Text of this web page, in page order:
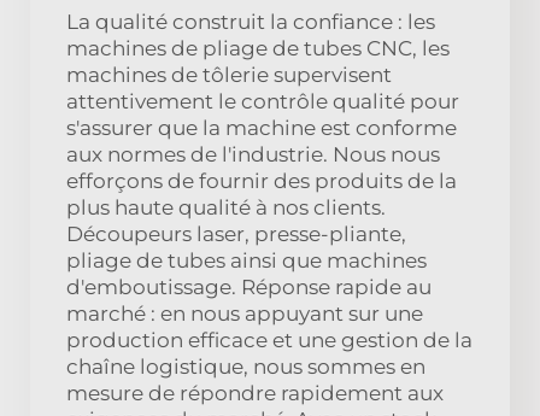
La qualité construit la confiance : les
machines de pliage de tubes CNC, les
machines de tôlerie supervisent
attentivement le contrôle qualité pour
s'assurer que la machine est conforme
aux normes de l'industrie. Nous nous
efforçons de fournir des produits de la
plus haute qualité à nos clients.
Découpeurs laser, presse-pliante,
pliage de tubes ainsi que machines
d'emboutissage. Réponse rapide au
marché : en nous appuyant sur une
production efficace et une gestion de la
chaîne logistique, nous sommes en
mesure de répondre rapidement aux